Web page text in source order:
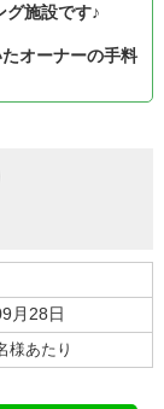
施設です♪
オーナーの手料
月28日
様あたり